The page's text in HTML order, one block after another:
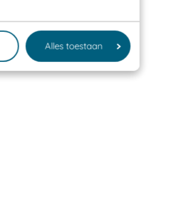
Alles toestaan